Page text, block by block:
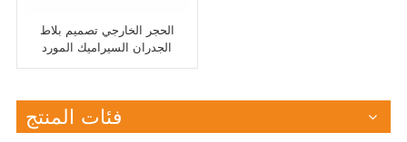
الحجر الخارجي تصميم بلاط
الجدران السيراميك المورد
فئات المنتج